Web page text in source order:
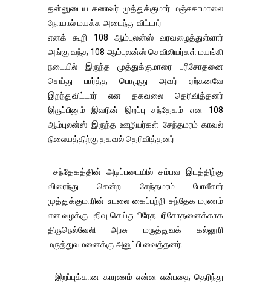
தன்னுடைய கணவர் முத்துக்குமார் மஞ்சகாமாலை
நோயால் மயக்க அடைந்து விட்டார்
எனக் கூறி 108 ஆம்புலன்ஸ் வரவழைத்துள்ளார்
அங்கு வந்த 108 ஆம்புலன்ஸ் செவிலியர்கள் மயங்கி
நடையில் இருந்த முத்துக்குமாரை பரிசோதனை
செய்து பார்த்த பொழுது அவர் ஏற்கனவே
இறந்துவிட்டார் என தகவலை தெரிவித்தனர்
இருப்பினும் இவரின் இறப்பு சந்தேகம் என 108
ஆம்புலன்ஸ் இருந்த ஊழியர்கள் சேந்தமரம் காவல்
நிலையத்திற்கு தகவல் தெரிவித்தனர்
சந்தேகத்தின் அடிப்படையில் சம்பவ இடத்திற்கு
விரைந்து சென்ற சேந்தமரம் போலீசார்
முத்துக்குமாரின் உடலை கைப்பற்றி சந்தேக மரணம்
என வழக்கு பதிவு செய்து பிரேத பரிசோதனைக்காக
திருநெல்வேலி அரசு மருத்துவக் கல்லூரி
மருத்துவமனைக்கு அனுப்பி வைத்தனர்.
இறப்புக்கான காரணம் என்ன என்பதை தெரிந்து